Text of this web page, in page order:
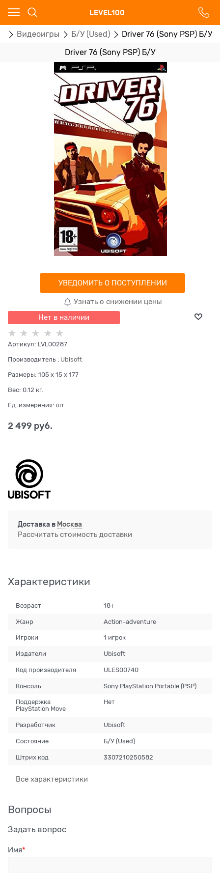
LEVEL100
Видеоигры Б/У (Used) Driver 76 (Sony PSP) Б/У
Driver 76 (Sony PSP) Б/У
УВЕДОМИТЬ О ПОСТУПЛЕНИИ
Узнать о снижении цены
Нет в наличии
Артикул: LVL00287
Производитель : Ubisoft
Размеры: 105 x 15 x 177
Вес: 0.12 кг.
Ед. измерения: шт
2 499 руб.
Доставка в Москва
Рассчитать стоимость доставки
Характеристики
Возраст 18+
Жанр Action-adventure
Игроки 1 игрок
Издатели Ubisoft
Код производителя ULES00740
Консоль Sony PlayStation Portable (PSP)
Поддержка
PlayStation Move
Нет
Разработчик Ubisoft
Состояние Б/У (Used)
Штрих код 3307210250582
Все характеристики
Вопросы
Задать вопрос
Имя
Ваш город - Москва,
угадали?
ДА НЕТ